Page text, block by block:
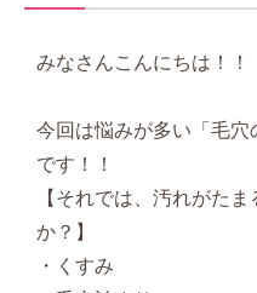
みなさんこんにちは！！
今回は悩みが多い「毛
です！！
【それでは、汚れがた
か？】
・くすみ